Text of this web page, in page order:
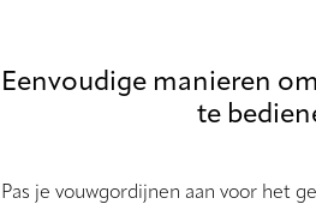
Eenvoudige manieren
te
Pas je vouwgordijnen aan voor het